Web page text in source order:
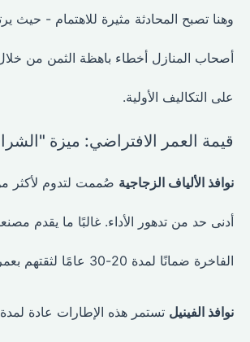
وهنا تصبح المحادثة مثيرة للاهتمام - حيث
أصحاب المنازل أخطاء باهظة الثمن من خلال
على التكاليف الأولية.
قيمة العمر الافتراضي: ميزة
نوافذ الألياف الزجاجية
أدنى حد من تدهور الأداء. غالبًا ما يقدم مصنعو
الفاخرة ضمانًا لمدة 20-30 عامًا لثقتهم بعمر منتجاتهم.
نوافذ الفينيل